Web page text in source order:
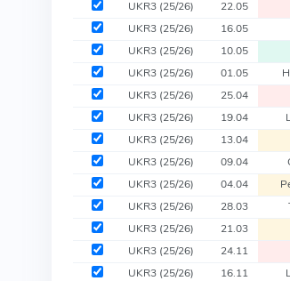
UKR3 (25/26) 22.05
UKR3 (25/26) 16.05
UKR3 (25/26) 10.05
UKR3 (25/26) 01.05
UKR3 (25/26) 25.04
UKR3 (25/26) 19.04
UKR3 (25/26) 13.04
UKR3 (25/26) 09.04
UKR3 (25/26) 04.04
UKR3 (25/26) 28.03
UKR3 (25/26) 21.03
UKR3 (25/26) 24.11
UKR3 (25/26) 16.11